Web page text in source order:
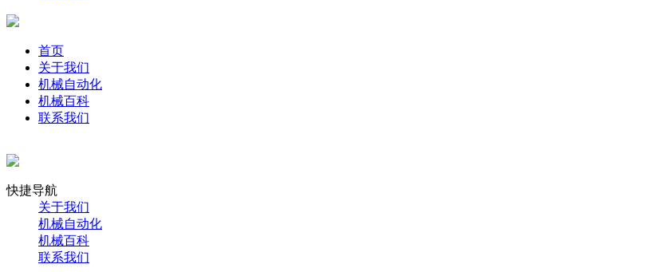
首页
关于我们
机械自动化
机械百科
联系我们
快捷导航
关于我们
机械自动化
机械百科
联系我们